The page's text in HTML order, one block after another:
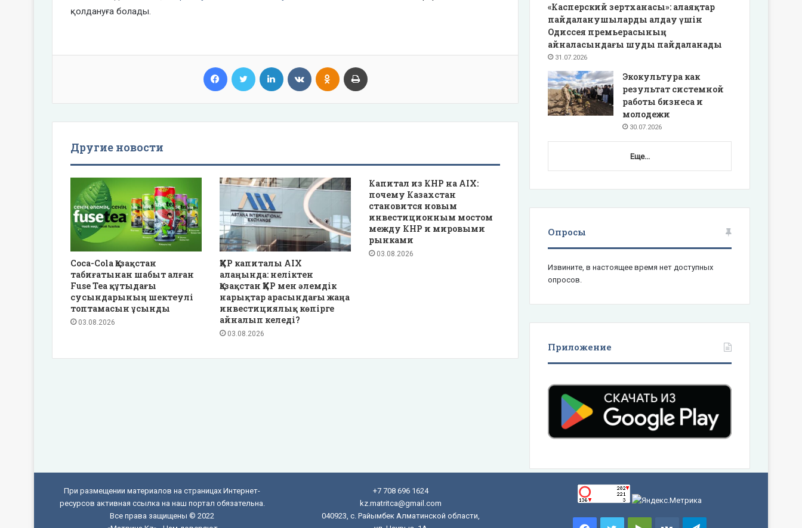
қолдануға болады.
Facebook Twitter LinkedIn VKontakteOdnoklassniki
Другие новости
Coca-Cola Қазақстан
табиғатынан шабыт алған
Fuse Tea құтыдағы
сусындарының шектеулі
топтамасын ұсынды
03.08.2026
ҚХР капиталы AIX
алаңында: неліктен
Қазақстан ҚХР мен әлемдік
нарықтар арасындағы жаңа
инвестициялық көпірге
айналып келеді?
03.08.2026
Капитал из КНР на AIX:
почему Казахстан
становится новым
инвестиционным мостом
между КНР и мировыми
рынками
03.08.2026
«Касперский зертханасы»: алаяқтар
пайдаланушыларды алдау үшін
Одиссея премьерасының
айналасындағы шуды пайдаланады
31.07.2026
Экокультура как
результат системной
работы бизнеса и
молодежи
30.07.2026
Еще...
Опросы
Извините, в настоящее время нет доступных
опросов.
Приложение
При размещении материалов на страницах Интернет-
ресурсов активная ссылка на наш портал обязательна.
Все права защищены © 2022
+7 708 696 1624
kz.matritca@gmail.com
040923, с. Райымбек Алматинской области,